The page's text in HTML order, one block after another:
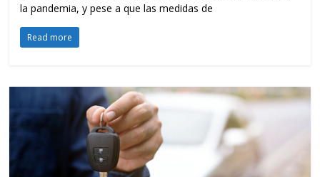
la pandemia, y pese a que las medidas de
Read more